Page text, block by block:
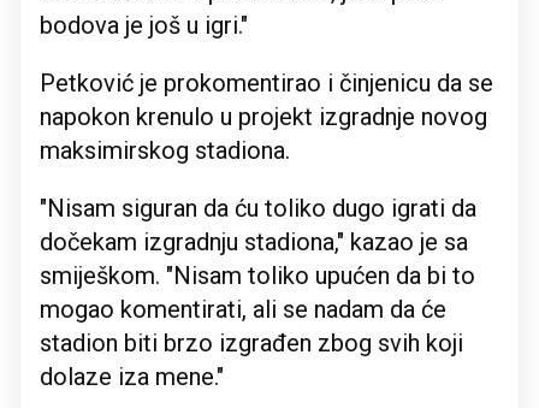
bodova je još u igri."
Petković je prokomentirao i činjenicu da se
napokon krenulo u projekt izgradnje novog
maksimirskog stadiona.
"Nisam siguran da ću toliko dugo igrati da
dočekam izgradnju stadiona," kazao je sa
smiješkom. "Nisam toliko upućen da bi to
mogao komentirati, ali se nadam da će
stadion biti brzo izgrađen zbog svih koji
dolaze iza mene."